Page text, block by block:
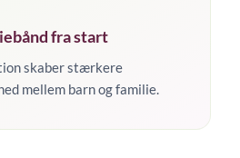
fra start
skaber stærkere
mellem barn og familie.